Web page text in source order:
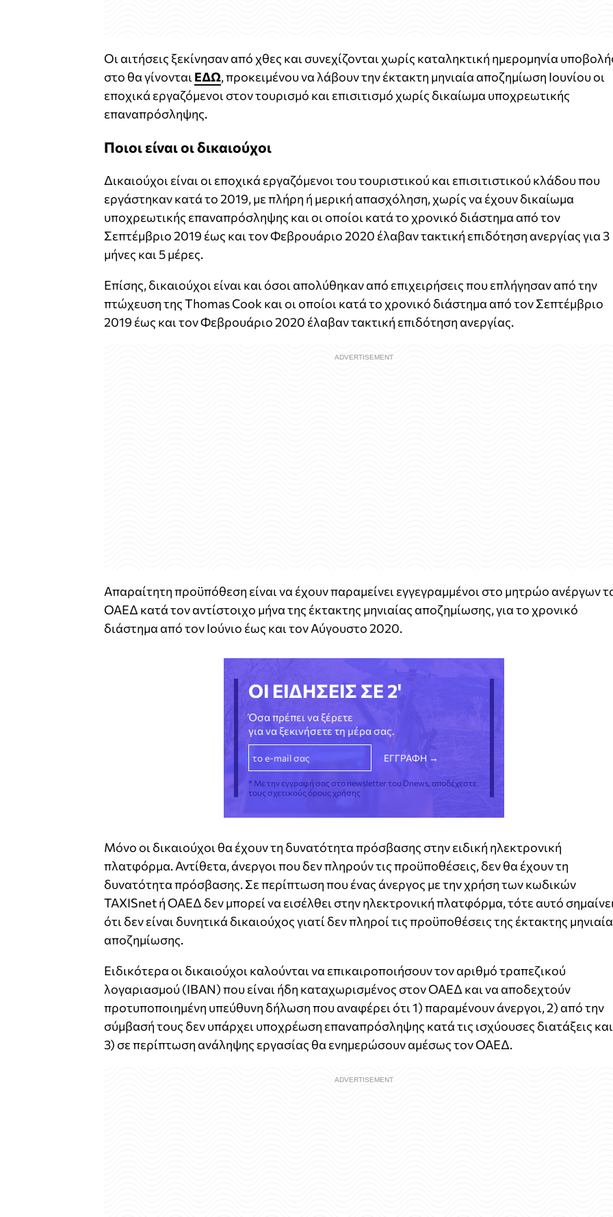
Οι αιτήσεις ξεκίνησαν από χθες και συνεχίζονται χωρίς καταληκτική ημερομηνία
στο θα γίνονται ΕΔΩ, προκειμένου να λάβουν την έκτακτη μηνιαία αποζημίωση Ιουνίου οι
εποχικά εργαζόμενοι στον τουρισμό και επισιτισμό χωρίς δικαίωμα υποχρεωτικής
επαναπρόσληψης.
Ποιοι είναι οι δικαιούχοι
Δικαιούχοι είναι οι εποχικά εργαζόμενοι του τουριστικού και επισιτιστικού κλάδου που
εργάστηκαν κατά το 2019, με πλήρη ή μερική απασχόληση, χωρίς να έχουν δικαίωμα
υποχρεωτικής επαναπρόσληψης και οι οποίοι κατά το χρονικό διάστημα από τον
Σεπτέμβριο 2019 έως και τον Φεβρουάριο 2020 έλαβαν τακτική επιδότηση ανεργίας για 3
μήνες και 5 μέρες.
Επίσης, δικαιούχοι είναι και όσοι απολύθηκαν από επιχειρήσεις που επλήγησαν από την
πτώχευση της Thomas Cook και οι οποίοι κατά το χρονικό διάστημα από τον Σεπτέμβριο
2019 έως και τον Φεβρουάριο 2020 έλαβαν τακτική επιδότηση ανεργίας.
Απαραίτητη προϋπόθεση είναι να έχουν παραμείνει εγγεγραμμένοι στο μητρώο ανέργων
ΟΑΕΔ κατά τον αντίστοιχο μήνα της έκτακτης μηνιαίας αποζημίωσης, για το χρονικό
διάστημα από τον Ιούνιο έως και τον Αύγουστο 2020.
ΟΙ ΕΙΔΗΣΕΙΣ ΣΕ 2'
Όσα πρέπει να ξέρετε
για να ξεκινήσετε τη μέρα σας.
* Με την εγγραφή σας στο newsletter του Dnews, αποδέχεστε
τους σχετικούς όρους χρήσης
Μόνο οι δικαιούχοι θα έχουν τη δυνατότητα πρόσβασης στην ειδική ηλεκτρονική
πλατφόρμα. Αντίθετα, άνεργοι που δεν πληρούν τις προϋποθέσεις, δεν θα έχουν τη
δυνατότητα πρόσβασης. Σε περίπτωση που ένας άνεργος με την χρήση των κωδικών
TAXISnet ή ΟΑΕΔ δεν μπορεί να εισέλθει στην ηλεκτρονική πλατφόρμα, τότε αυτό
ότι δεν είναι δυνητικά δικαιούχος γιατί δεν πληροί τις προϋποθέσεις της έκτακτης
αποζημίωσης.
Ειδικότερα οι δικαιούχοι καλούνται να επικαιροποιήσουν τον αριθμό τραπεζικού
λογαριασμού (ΙΒΑΝ) που είναι ήδη καταχωρισμένος στον ΟΑΕΔ και να αποδεχτούν
προτυποποιημένη υπεύθυνη δήλωση που αναφέρει ότι 1) παραμένουν άνεργοι, 2) από την
σύμβασή τους δεν υπάρχει υποχρέωση επαναπρόσληψης κατά τις ισχύουσες διατάξεις και
3) σε περίπτωση ανάληψης εργασίας θα ενημερώσουν αμέσως τον ΟΑΕΔ.